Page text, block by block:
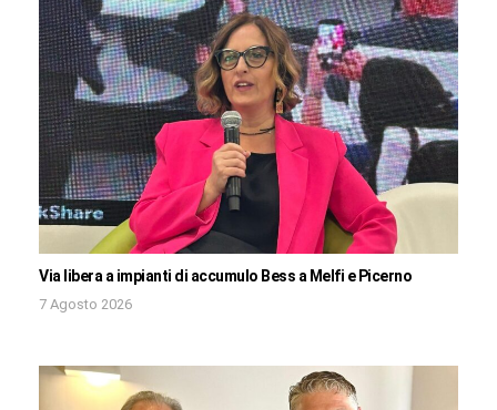
Via libera a impianti di accumulo Bess a Melfi e Picerno
7 Agosto 2026